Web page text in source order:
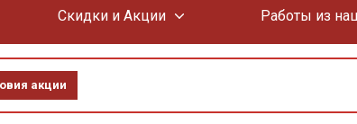
Скидки и Акции Работы из
акции